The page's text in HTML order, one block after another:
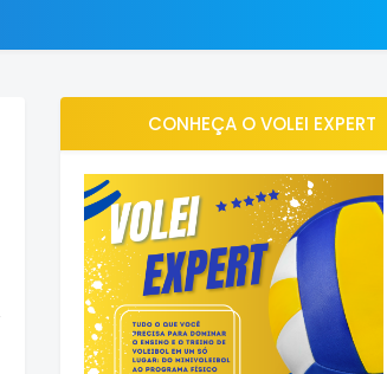
CONHEÇA O VOLEI EXPERT